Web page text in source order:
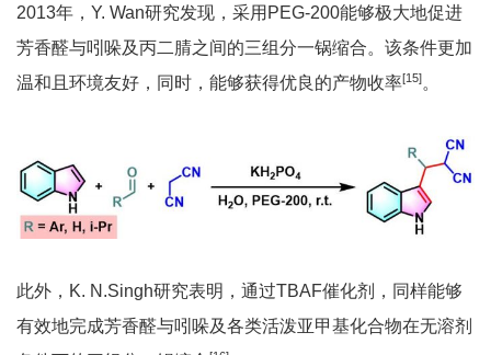
2013年，Y. Wan研究发现，采用PEG-200能够极大地促进
芳香醛与吲哚及丙二腈之间的三组分一锅缩合。该条件更加
温和且环境友好，同时，能够获得优良的产物收率[15] 。
此外，K. N.Singh研究表明，通过TBAF催化剂，同样能够
有效地完成芳香醛与吲哚及各类活泼亚甲基化合物在无溶剂